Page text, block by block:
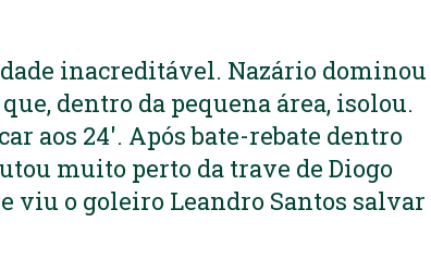
inacreditável. Nazário dominou
dentro da pequena área, isolou.
aos 24′. Após bate-rebate dentro
muito perto da trave de Diogo
viu o goleiro Leandro Santos salvar